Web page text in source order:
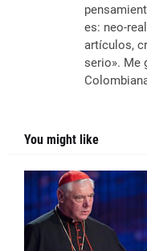
es: neo-
artículos,
serio». Me
You might like